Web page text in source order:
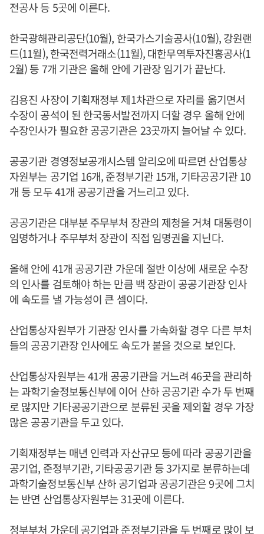
전공사 등 5곳에 이른다.
한국광해관리공단(10월), 한국가스기술공사(10월), 강원랜
드(11월), 한국전력거래소(11월), 대한무역투자진흥공사(1
2월) 등 7개 기관은 올해 안에 기관장 임기가 끝난다.
김용진 사장이 기획재정부 제1차관으로 자리를 옮기면서
수장이 공석이 된 한국동서발전까지 더할 경우 올해 안에
수장인사가 필요한 공공기관은 23곳까지 늘어날 수 있다.
공공기관 경영정보공개시스템 알리오에 따르면 산업통상
자원부는 공기업 16개, 준정부기관 15개, 기타공공기관 10
개 등 모두 41개 공공기관을 거느리고 있다.
공공기관은 대부분 주무부처 장관의 제청을 거쳐 대통령이
임명하거나 주무부처 장관이 직접 임명권을 지닌다.
올해 안에 41개 공공기관 가운데 절반 이상에 새로운 수장
의 인사를 검토해야 하는 만큼 백 장관이 공공기관장 인사
에 속도를 낼 가능성이 큰 셈이다.
산업통상자원부가 기관장 인사를 가속화할 경우 다른 부처
들의 공공기관장 인사에도 속도가 붙을 것으로 보인다.
산업통상자원부는 41개 공공기관을 거느려 46곳을 관리하
는 과학기술정보통신부에 이어 산하 공공기관 수가 두 번째
로 많지만 기타공공기관으로 분류된 곳을 제외할 경우 가장
많은 공공기관을 두고 있다.
기획재정부는 매년 인력과 자산규모 등에 따라 공공기관을
공기업, 준정부기관, 기타공공기관 등 3가지로 분류하는데
과학기술정보통신부 산하 공기업과 공공기관은 9곳에 그치
는 반면 산업통상자원부는 31곳에 이른다.
정부부처 가운데 공기업과 준정부기관을 두 번째로 많이 보